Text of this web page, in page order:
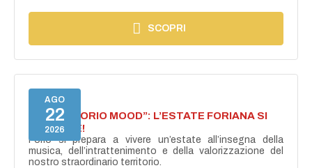
SCOPRI
AGO
22
2026
NASCE “FORIO MOOD”: L’ESTATE FORIANA SI
ACCENDE!
Forio si prepara a vivere un’estate all’insegna della
musica, dell’intrattenimento e della valorizzazione del
nostro straordinario territorio.